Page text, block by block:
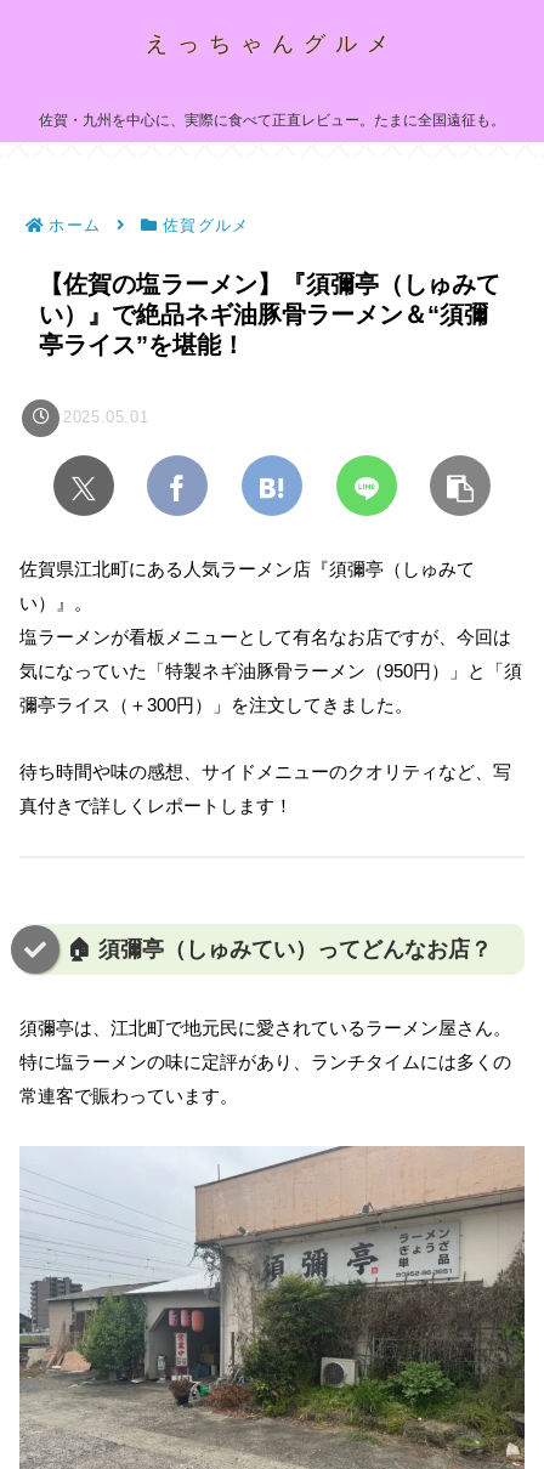
えっちゃんグルメ
佐賀・九州を中心に、実際に食べて正直レビュー。たまに全国遠征も。
ホーム 佐賀グルメ
【佐賀の塩ラーメン】『須彌亭（しゅみて
い）』で絶品ネギ油豚骨ラーメン＆“須彌
亭ライス”を堪能！
2025.05.01
佐賀県江北町にある人気ラーメン店『須彌亭（しゅみて
い）』。
塩ラーメンが看板メニューとして有名なお店ですが、今回は
気になっていた「特製ネギ油豚骨ラーメン（950円）」と「須
彌亭ライス（＋300円）」を注文してきました。
待ち時間や味の感想、サイドメニューのクオリティなど、写
真付きで詳しくレポートします！
🏠 須彌亭（しゅみてい）ってどんなお店？
須彌亭は、江北町で地元民に愛されているラーメン屋さん。
特に塩ラーメンの味に定評があり、ランチタイムには多くの
常連客で賑わっています。